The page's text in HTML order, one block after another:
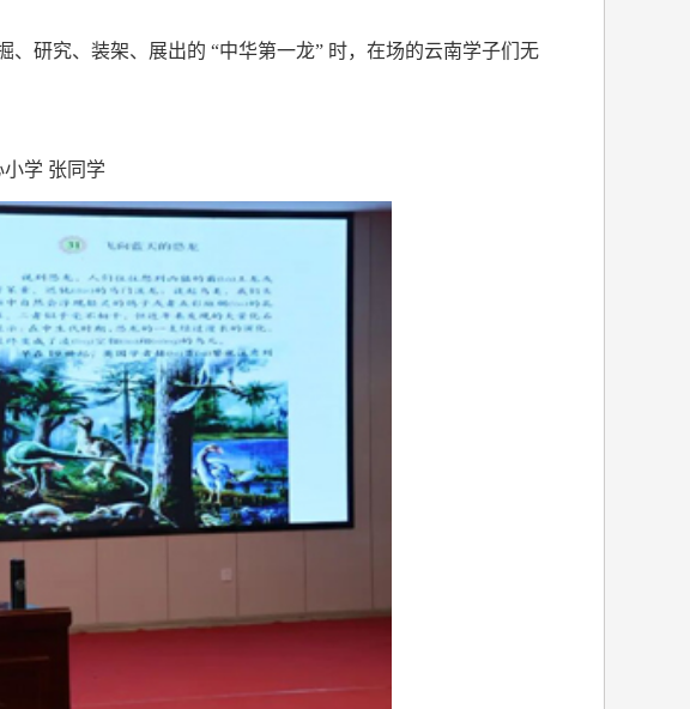
研究、装架、展出的 “中华第一龙” 时，在场的云南学子们无
学 张同学